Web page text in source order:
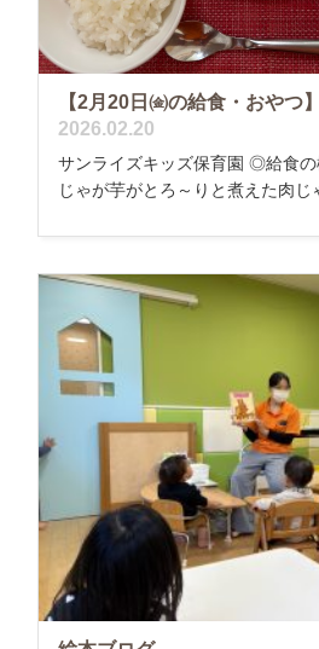
【2月20日㈮の給食・おやつ】
2026.02.20
サンライズキッズ保育園 ◎給食の
じゃが芋がとろ～りと煮えた肉じ